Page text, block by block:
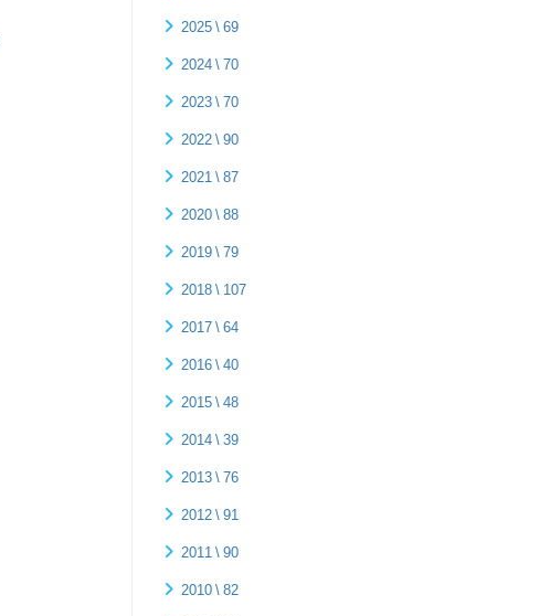
2025 \ 69
2024 \ 70
2023 \ 70
2022 \ 90
2021 \ 87
2020 \ 88
2019 \ 79
2018 \ 107
2017 \ 64
2016 \ 40
2015 \ 48
2014 \ 39
2013 \ 76
2012 \ 91
2011 \ 90
2010 \ 82